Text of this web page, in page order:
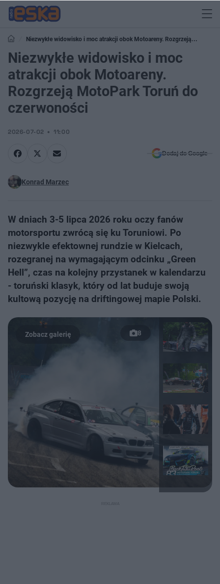
Niezwykłe widowisko i moc atrakcji obok Motoareny. Rozgrzeją
MotoPark Toruń do czerwoności
Niezwykłe widowisko i moc
atrakcji obok Motoareny.
Rozgrzeją MotoPark Toruń do
czerwoności
2026-07-02 11:00
Dodaj do Google
Konrad Marzec
W dniach 3-5 lipca 2026 roku oczy fanów
motorsportu zwrócą się ku Toruniowi. Po
niezwykle efektownej rundzie w Kielcach,
rozegranej na wymagającym odcinku „Green
Hell”, czas na kolejny przystanek w kalendarzu
- toruński klasyk, który od lat buduje swoją
kultową pozycję na driftingowej mapie Polski.
8